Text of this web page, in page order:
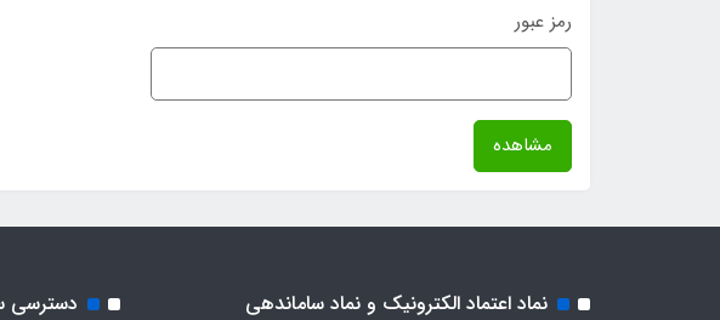
رمز عبور
مشاهده
نماد اعتماد الکترونیک و نماد ساماندهی دسترسی